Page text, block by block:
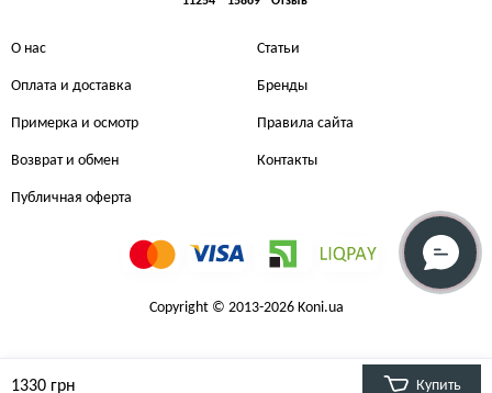
1330 грн Купить
О нас
Оплата и доставка
Примерка и осмотр
Возврат и обмен
Публичная оферта
Статьи
Бренды
Правила сайта
Контакты
Copyright © 2013-2026 Koni.ua